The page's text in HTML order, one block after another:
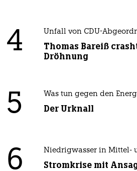
4 Unfall von CDU-
Thomas Bareiß
Dröhnung
5 Was tun gegen den
Der Urknall
6 Niedrigwasser in Mittel-
Stromkrise mit